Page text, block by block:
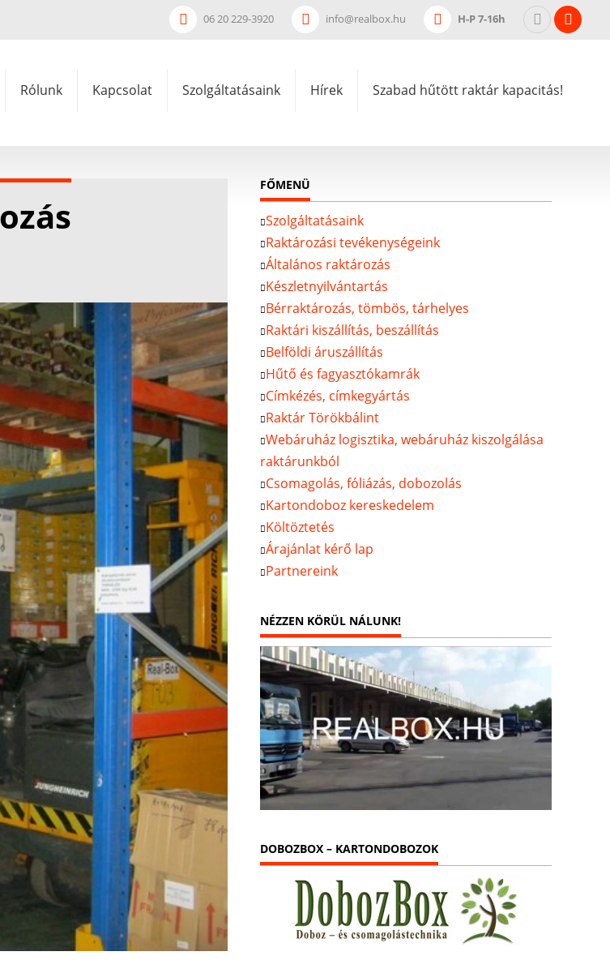
06 20 229-3920 info@realbox.hu H-P 7-16h
Rólunk Kapcsolat Szolgáltatásaink Hírek Szabad hűtött raktár kapacitás!
FŐMENÜ
Szolgáltatásaink
Raktározási tevékenységeink
Általános raktározás
Készletnyilvántartás
Bérraktározás, tömbös, tárhelyes
Raktári kiszállítás, beszállítás
Belföldi áruszállítás
Hűtő és fagyasztókamrák
Címkézés, címkegyártás
Raktár Törökbálint
Webáruház logisztika, webáruház kiszolgálása
raktárunkból
Csomagolás, fóliázás, dobozolás
Kartondoboz kereskedelem
Költöztetés
Árajánlat kérő lap
Partnereink
NÉZZEN KÖRÜL NÁLUNK!
DOBOZBOX – KARTONDOBOZOK